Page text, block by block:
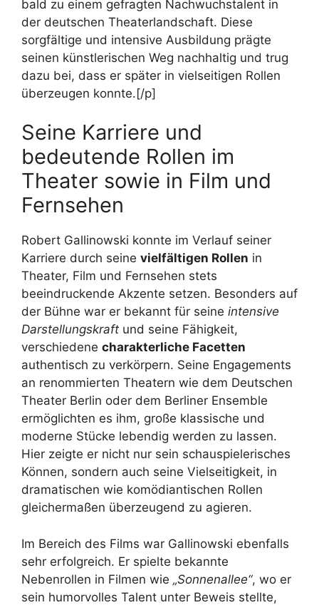
bald zu einem gefragten Nachwuchstalent in
der deutschen Theaterlandschaft. Diese
sorgfältige und intensive Ausbildung prägte
seinen künstlerischen Weg nachhaltig und trug
dazu bei, dass er später in vielseitigen Rollen
überzeugen konnte.[/p]
Seine Karriere und
bedeutende Rollen im
Theater sowie in Film und
Fernsehen
Robert Gallinowski konnte im Verlauf seiner
Karriere durch seine vielfältigen Rollen in
Theater, Film und Fernsehen stets
beeindruckende Akzente setzen. Besonders auf
der Bühne war er bekannt für seine intensive
Darstellungskraft und seine Fähigkeit,
verschiedene charakterliche Facetten
authentisch zu verkörpern. Seine Engagements
an renommierten Theatern wie dem Deutschen
Theater Berlin oder dem Berliner Ensemble
ermöglichten es ihm, große klassische und
moderne Stücke lebendig werden zu lassen.
Hier zeigte er nicht nur sein schauspielerisches
Können, sondern auch seine Vielseitigkeit, in
dramatischen wie komödiantischen Rollen
gleichermaßen überzeugend zu agieren.
Im Bereich des Films war Gallinowski ebenfalls
sehr erfolgreich. Er spielte bekannte
Nebenrollen in Filmen wie „Sonnenallee“, wo er
sein humorvolles Talent unter Beweis stellte,